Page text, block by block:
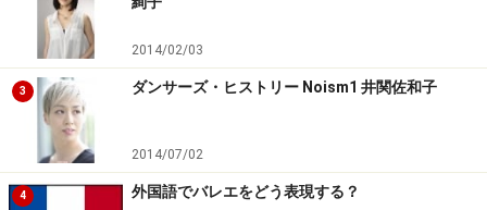
うに楕円を作りましょう。
バレエの腕のポジション：2番
2番は、5番のアン・ナヴァンから左右に開いた腕のポジ
ションです。動かすのは腕だけですが、肩がつられて動
2014/02/03
3 ダンサーズ・ヒストリー Noism1 井関佐和子
2014/07/02
4 外国語でバレエをどう表現する？